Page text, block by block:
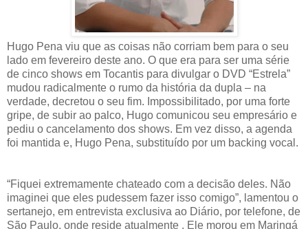
Hugo Pena viu que as coisas não corriam bem para o seu
lado em fevereiro deste ano. O que era para ser uma série
de cinco shows em Tocantis para divulgar o DVD “Estrela”
mudou radicalmente o rumo da história da dupla – na
verdade, decretou o seu fim. Impossibilitado, por uma forte
gripe, de subir ao palco, Hugo comunicou seu empresário e
pediu o cancelamento dos shows. Em vez disso, a agenda
foi mantida e, Hugo Pena, substituído por um backing vocal.
“Fiquei extremamente chateado com a decisão deles. Não
imaginei que eles pudessem fazer isso comigo”, lamentou o
sertanejo, em entrevista exclusiva ao Diário, por telefone, de
São Paulo, onde reside atualmente . Ele morou em Maringá